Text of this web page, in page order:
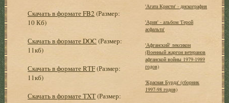
Скачать в формате FB2 (Размер:
10 Кб)
Скачать в формате DOC (Размер:
11кб)
Скачать в формате RTF(Размер:
11кб)
Скачать в формате TXT(Размер:
'Агата Кристи' - дискография
'Ария' - альбом 'Герой
асфальта'
'Афганский' лексикон
(Военный жаргон ветеранов
афганской войны 1979-1989
годов)
'Красная Бурда' (сборник
1997-98 годов)